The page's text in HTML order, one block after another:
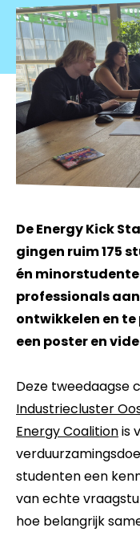
De Energy Kick
gingen ruim 175
én
professionals
ontwikkelen en te
een poster en
Deze tweedaagse
Industriecluster
Energy Coalitionis
studenten een
van echte
hoe belangrijk